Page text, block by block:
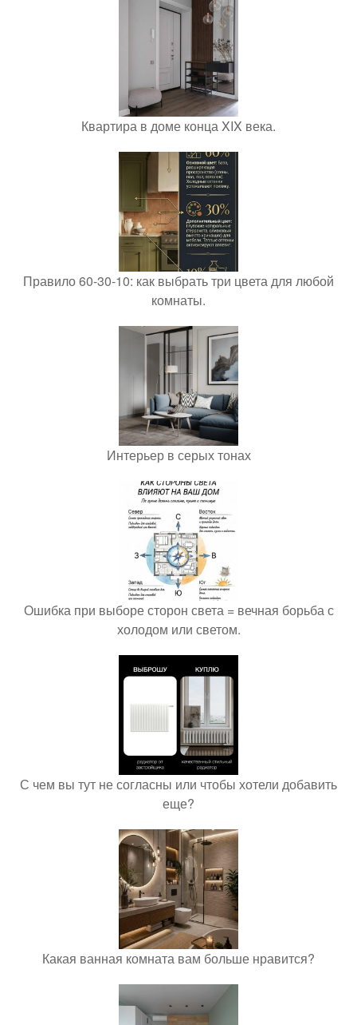
Квартира в доме конца XIX века.
Правило 60-30-10: как выбрать три цвета для любой
комнаты.
Интерьер в серых тонах
Ошибка при выборе сторон света = вечная борьба с
холодом или светом.
С чем вы тут не согласны или чтобы хотели добавить
еще?
Какая ванная комната вам больше нравится?